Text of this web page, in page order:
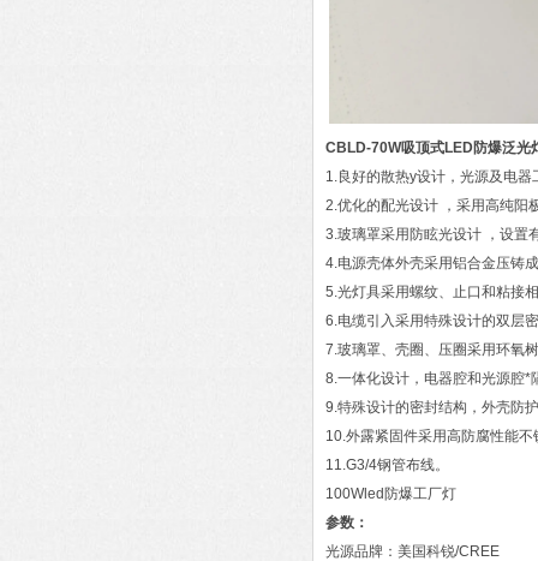
CBLD-70W吸顶式LED防爆泛光
1.良好的散热y设计，光源及电
2.优化的配光设计 ，采用高纯阳
3.玻璃罩采用防眩光设计 ，设置
4.电源壳体外壳采用铝合金压铸
5.光灯具采用螺纹、止口和粘接
6.电缆引入采用特殊设计的双层
7.玻璃罩、壳圈、压圈采用环氧
8.一体化设计，电器腔和光源腔*
9.特殊设计的密封结构，外壳防
10.外露紧固件采用高防腐性能不
11.G3/4钢管布线。
100Wled防爆工厂灯
参数：
光源品牌：美国科锐/CREE